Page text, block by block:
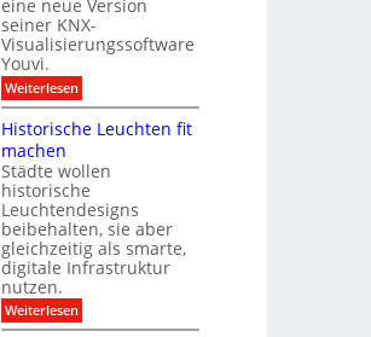
t
i
n
e
r
I
n
a
s
t
r
u
k
t
u
r
i
t
K
X
-
n
e
g
r
a
t
i
o
r
u
n
g
ü
r
S
o
n
e
n
s
c
h
u
z
eine neue Version
seiner KNX-
Visualisierungssoftware
Youvi.
Weiterlesen:
V
s
a
l
i
s
i
e
r
n
g
Historische Leuchten fit
machen
Städte wollen
historische
Leuchtendesigns
beibehalten, sie aber
gleichzeitig als smarte,
digitale Infrastruktur
nutzen.
Weiterlesen:
H